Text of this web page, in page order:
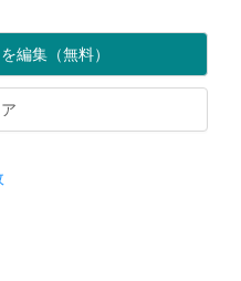
編集（無料）